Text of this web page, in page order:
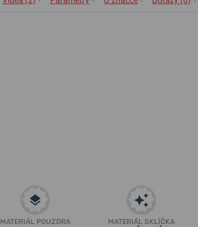
MATERIÁL POUZDRA MATERIÁL SKLÍČKA